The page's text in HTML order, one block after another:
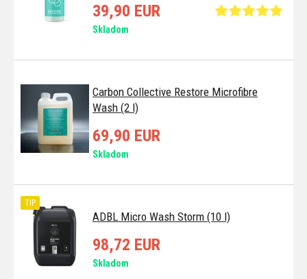
39,90 EUR
Skladom
Carbon Collective Restore Microfibre
Wash (2 l)
69,90 EUR
Skladom
ADBL Micro Wash Storm (10 l)
TIP
98,72 EUR
Skladom